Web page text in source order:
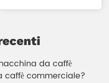
da caffè
commerciale?